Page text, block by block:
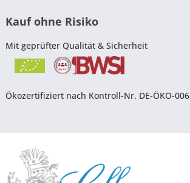
Kauf ohne Risiko
Mit geprüfter Qualität & Sicherheit
Ökozertifiziert nach Kontroll-Nr. DE-ÖKO-006